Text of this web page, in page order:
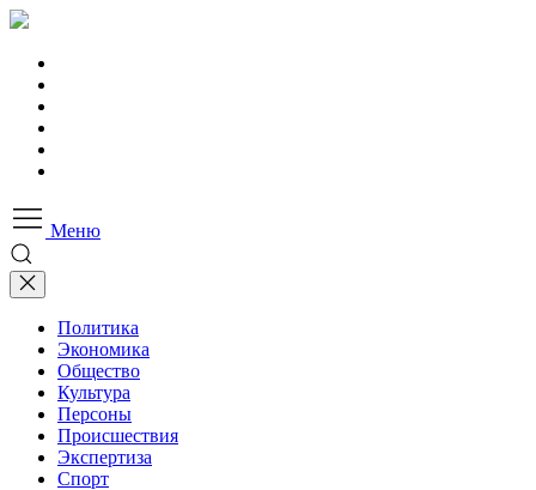
Меню
Политика
Экономика
Общество
Культура
Персоны
Происшествия
Экспертиза
Спорт